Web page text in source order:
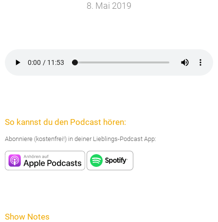
8. Mai 2019
So kannst du den Podcast hören:
Abonniere (kostenfrei!) in deiner Lieblings-Podcast App:
Show Notes